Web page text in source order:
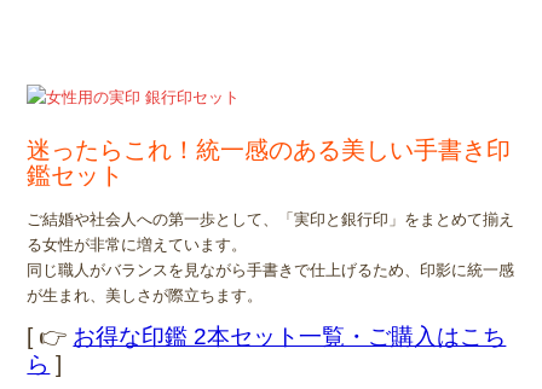
迷ったらこれ！統一感のある美しい手書き印
鑑セット
ご結婚や社会人への第一歩として、「実印と銀行印」をまとめて揃え
る女性が非常に増えています。
同じ職人がバランスを見ながら手書きで仕上げるため、印影に統一感
が生まれ、美しさが際立ちます。
[ 👉 お得な印鑑 2本セット一覧・ご購入はこち
ら ]